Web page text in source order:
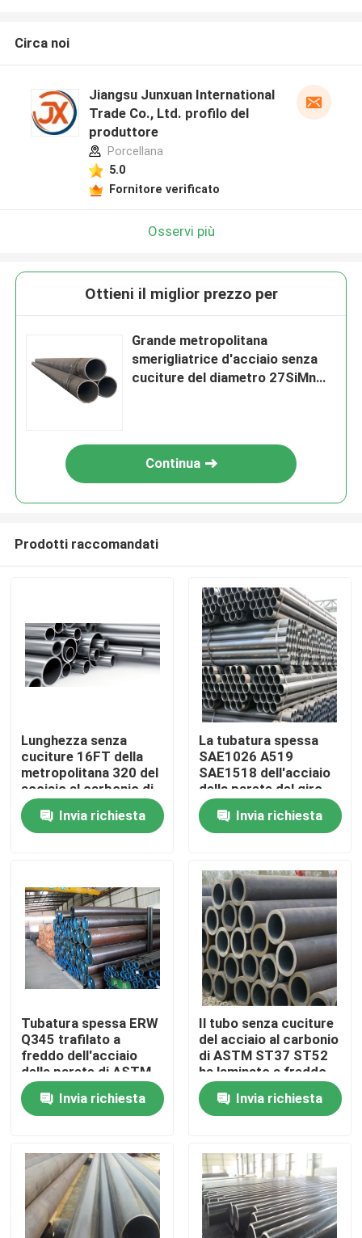
Casa
Chi siamo
Prodotti
Tubo rotondo di acciaio inossidabile
Tubo saldato di acciaio inossidabile
Tubo senza cuciture di acciaio inossidabile
Tubo di acciaio galvanizzato
Piatto dello strato di acciaio inossidabile
Circa noi
Jiangsu Junxuan International
Trade Co., Ltd. profilo del
produttore
Porcellana
5.0
Fornitore verificato
Osservi più
Ottieni il miglior prezzo per
Grande metropolitana
smerigliatrice d'acciaio senza
cuciture del diametro 27SiMn
Continua
Prodotti raccomandati
Lunghezza senza
cuciture 16FT della
metropolitana 320 del
acciaio al carbonio di
ASTM A179 per la
caldaiaInvia richiesta
La tubatura spessa
SAE1026 A519
SAE1518 dell'acciaio
della parete del giro
A519 temprata ha
forgiatoInvia richiesta
Tubatura spessa ERW
Q345 trafilato a
freddo dell'acciaio
della parete di ASTM
A335 con resistenza
di ossidazione
Invia richiesta
Il tubo senza cuciture
del acciaio al carbonio
di ASTM ST37 ST52
ha laminato a freddo
760mm per lo
scambiatore di calore
Invia richiesta